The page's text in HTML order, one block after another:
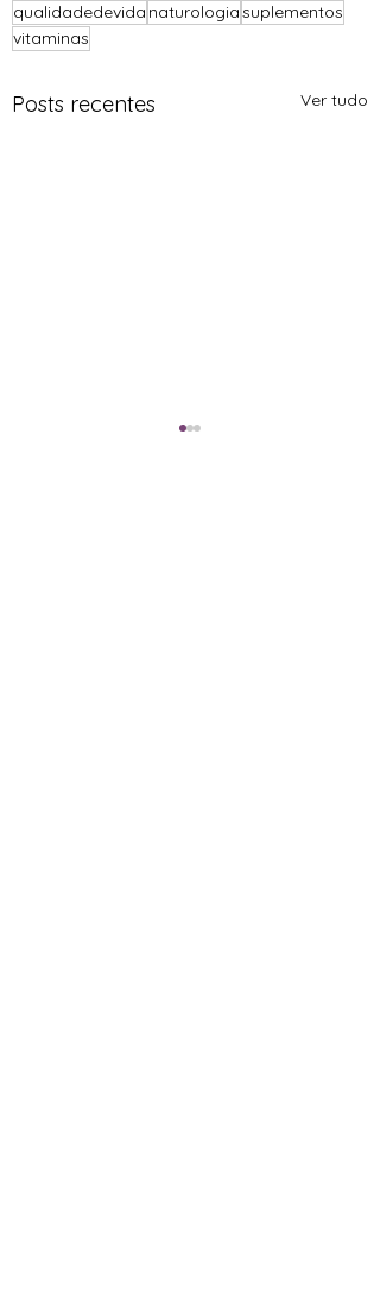
qualidadedevida naturologiasuplementos
vitaminas
Posts recentes Ver tudo